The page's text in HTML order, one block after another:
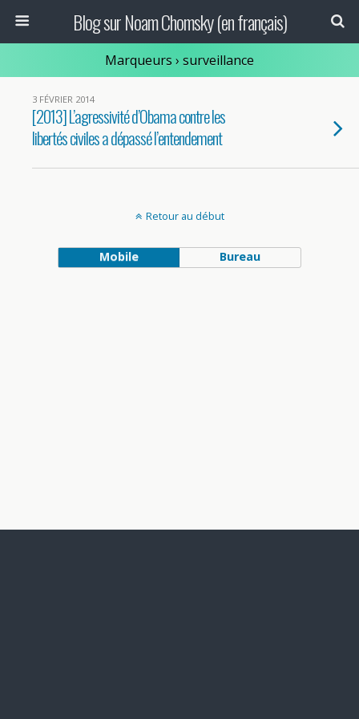
Blog sur Noam Chomsky (en français)
Marqueurs › surveillance
3 FÉVRIER 2014
[2013] L’agressivité d’Obama contre les
libertés civiles a dépassé l’entendement
Retour au début
Mobile Bureau